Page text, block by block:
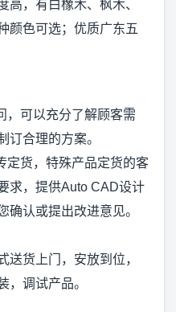
高，有白橡木、枫木、
颜色可选；优质广东五
，可以充分了解顾客需
订合理的方案。
定货，特殊产品定货的客
求，提供Auto CAD设计
确认或提出改进意见。
送货上门，安放到位，
，调试产品。